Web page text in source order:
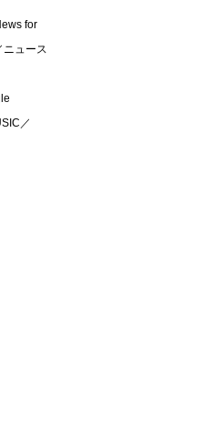
for
ュース
／